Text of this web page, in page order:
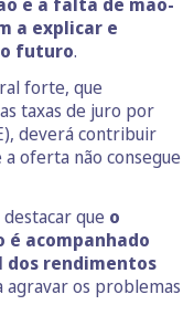
a explicar e
futuro.
forte, que
taxas de juro por
deverá contribuir
oferta não consegue
que o
é acompanhado
dos rendimentos
agravar os problemas